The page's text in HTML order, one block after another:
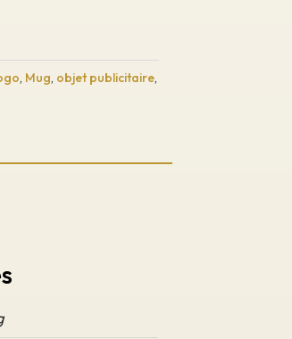
, Mug, objet publicitaire,